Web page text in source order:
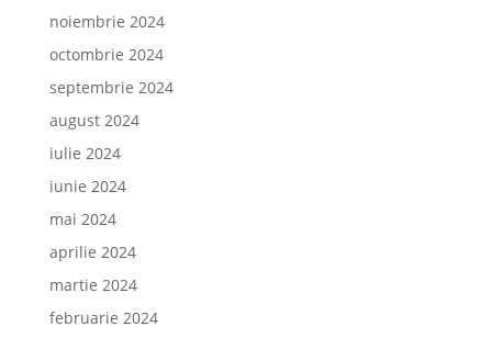
noiembrie 2024
octombrie 2024
septembrie 2024
august 2024
iulie 2024
iunie 2024
mai 2024
aprilie 2024
martie 2024
februarie 2024